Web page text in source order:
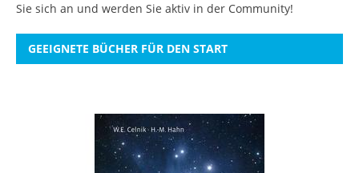
Sie sich an und werden Sie aktiv in der Community!
GEEIGNETE BÜCHER FÜR DEN START